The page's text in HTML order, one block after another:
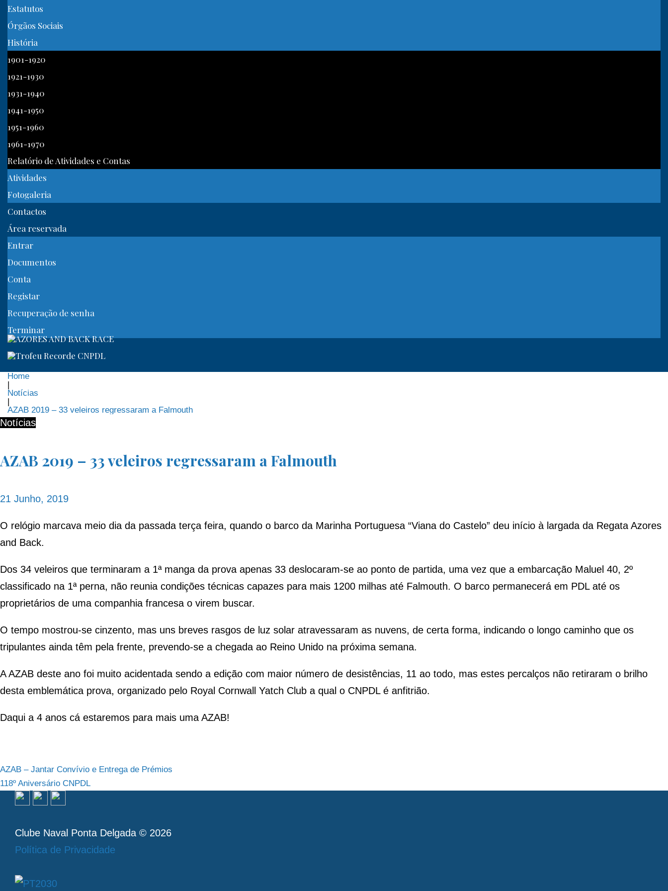
Estatutos
Órgãos Sociais
História
1901-1920
1921-1930
1931-1940
1941-1950
1951-1960
1961-1970
Relatório de Atividades e Contas
Atividades
Fotogaleria
Contactos
Área reservada
Entrar
Documentos
Conta
Registar
Recuperação de senha
Terminar
Home
|
Notícias
|
AZAB 2019 – 33 veleiros regressaram a Falmouth
Notícias
AZAB 2019 – 33 veleiros regressaram a Falmouth
21 Junho, 2019
O relógio marcava meio dia da passada terça feira, quando o barco da Marinha Portuguesa “Viana do Castelo” deu início à largada da Regata Azores
and Back.
Dos 34 veleiros que terminaram a 1ª manga da prova apenas 33 deslocaram-se ao ponto de partida, uma vez que a embarcação Maluel 40, 2º
classificado na 1ª perna, não reunia condições técnicas capazes para mais 1200 milhas até Falmouth. O barco permanecerá em PDL até os
proprietários de uma companhia francesa o virem buscar.
O tempo mostrou-se cinzento, mas uns breves rasgos de luz solar atravessaram as nuvens, de certa forma, indicando o longo caminho que os
tripulantes ainda têm pela frente, prevendo-se a chegada ao Reino Unido na próxima semana.
A AZAB deste ano foi muito acidentada sendo a edição com maior número de desistências, 11 ao todo, mas estes percalços não retiraram o brilho
desta emblemática prova, organizado pelo Royal Cornwall Yatch Club a qual o CNPDL é anfitrião.
Daqui a 4 anos cá estaremos para mais uma AZAB!
Navegação
de
artigos
AZAB – Jantar Convívio e Entrega de Prémios
118º Aniversário CNPDL
Clube Naval Ponta Delgada © 2026
Política de Privacidade